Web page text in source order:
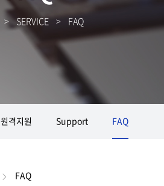
>SERVICE> FAQ
원격지원 Support FAQ
FAQ